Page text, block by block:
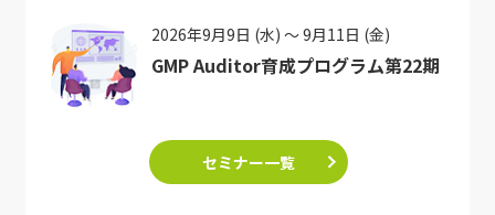
2026年9月9日 (水) ～ 9月11日 (金)
GMP Auditor育成プログラム第22期
セミナー一覧